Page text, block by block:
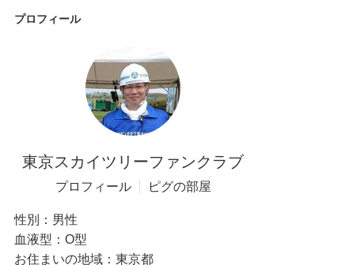
プロフィール
東京スカイツリーファンクラブ
プロフィール ピグの部屋
性別： 男性
血液型： O型
お住まいの地域： 東京都